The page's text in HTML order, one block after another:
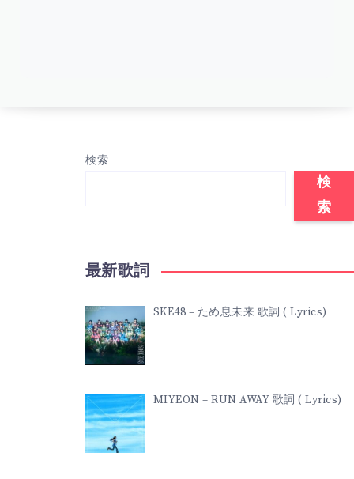
検索
検
索
最新歌詞
SKE48 – ため息未来 歌詞 ( Lyrics)
MIYEON – RUN AWAY 歌詞 ( Lyrics)